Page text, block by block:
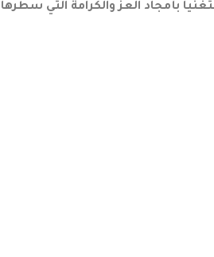
بأمجاد العز والكرامة التي